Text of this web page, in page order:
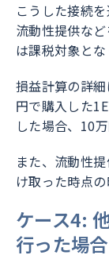
こうした接続
流動性提供な
は課税対象とな
損益計算の詳
円で購入した
した場合、10
また、流動性
け取った時点
ケース4:
行った場